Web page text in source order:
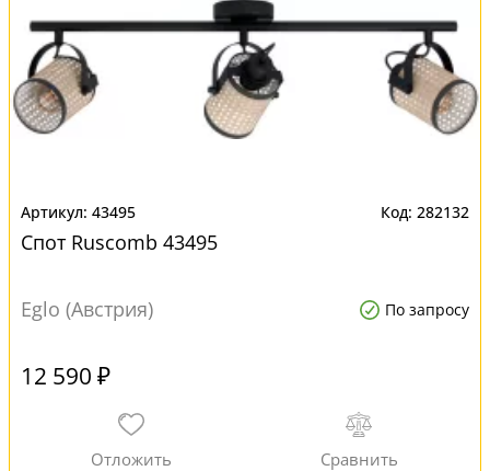
43495 282132
Спот Ruscomb 43495
Eglo (Австрия) По запросу
12 590 ₽